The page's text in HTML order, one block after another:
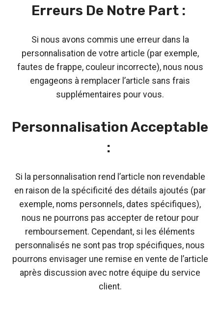
Erreurs De Notre Part :
Si nous avons commis une erreur dans la
personnalisation de votre article (par exemple,
fautes de frappe, couleur incorrecte), nous nous
engageons à remplacer l’article sans frais
supplémentaires pour vous.
Personnalisation Acceptable
:
Si la personnalisation rend l’article non revendable
en raison de la spécificité des détails ajoutés (par
exemple, noms personnels, dates spécifiques),
nous ne pourrons pas accepter de retour pour
remboursement. Cependant, si les éléments
personnalisés ne sont pas trop spécifiques, nous
pourrons envisager une remise en vente de l’article
après discussion avec notre équipe du service
client.